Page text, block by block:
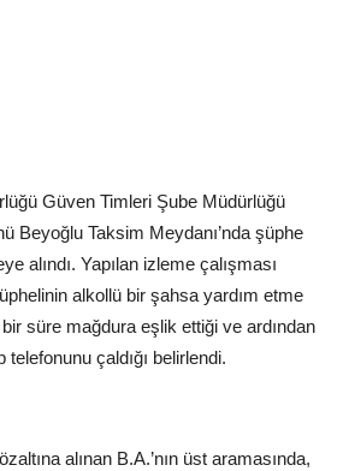
Güven Timleri Şube Müdürlüğü
Beyoğlu Taksim Meydanı’nda şüphe
alındı. Yapılan izleme çalışması
alkollü bir şahsa yardım etme
süre mağdura eşlik ettiği ve ardından
çaldığı belirlendi.
alınan B.A.’nın üst aramasında,